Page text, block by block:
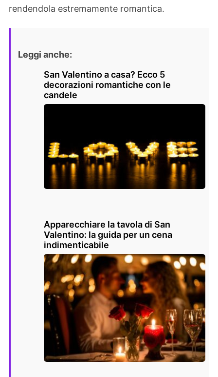
rendendola estremamente romantica.
Leggi anche:
San Valentino a casa? Ecco 5
decorazioni romantiche con le
candele
Apparecchiare la tavola di San
Valentino: la guida per un cena
indimenticabile